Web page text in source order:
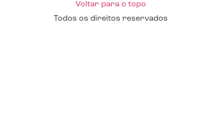
Voltar para o topo
Todos os direitos reservados